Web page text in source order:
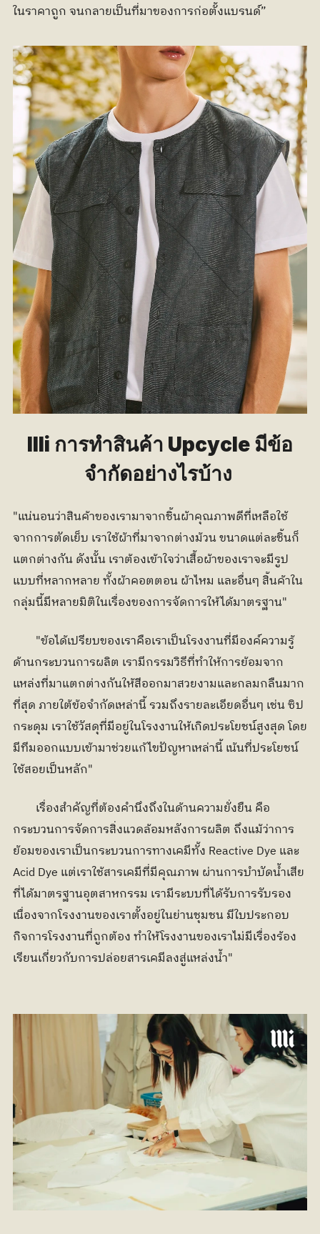
ในราคาถูก จนกลายเป็นที่มาของการก่อตั้งแบรนด์”
llli การทำสินค้า Upcycle มีข้อ
จำกัดอย่างไรบ้าง
"แน่นอนว่าสินค้าของเรามาจากชิ้นผ้าคุณภาพดีที่เหลือใช้
จากการตัดเย็บ เราใช้ผ้าที่มาจากต่างม้วน ขนาดแต่ละชิ้นก็
แตกต่างกัน ดังนั้น เราต้องเข้าใจว่าเสื้อผ้าของเราจะมีรูป
แบบที่หลากหลาย ทั้งผ้าคอตตอน ผ้าไหม และอื่นๆ สิ้นค้าใน
กลุ่มนี้มีหลายมิติในเรื่องของการจัดการให้ได้มาตรฐาน"
ด้านกระบวนการผลิต เรามีกรรมวิธีที่ทำให้การย้อมจาก
แหล่งที่มาแตกต่างกันให้สีออกมาสวยงามและกลมกลืนมาก
ที่สุด ภายใต้ข้อจำกัดเหล่านี้ รวมถึงรายละเอียดอื่นๆ เช่น ซิป
กระดุม เราใช้วัสดุที่มีอยู่ในโรงงานให้เกิดประโยชน์สูงสุด โดย
มีทีมออกแบบเข้ามาช่วยแก้ไขปัญหาเหล่านี้ เน้นที่ประโยชน์
ใช้สอยเป็นหลัก"
กระบวนการจัดการสิ่งแวดล้อมหลังการผลิต ถึงแม้ว่าการ
ย้อมของเราเป็นกระบวนการทางเคมีทั้ง Reactive Dye และ
Acid Dye แต่เราใช้สารเคมีที่มีคุณภาพ ผ่านการบำบัดน้ำเสีย
ที่ได้มาตรฐานอุตสาหกรรม เรามีระบบที่ได้รับการรับรอง
เนื่องจากโรงงานของเราตั้งอยู่ในย่านชุมชน มีใบประกอบ
กิจการโรงงานที่ถูกต้อง ทำให้โรงงานของเราไม่มีเรื่องร้อง
เรียนเกี่ยวกับการปล่อยสารเคมีลงสู่แหล่งน้ำ"